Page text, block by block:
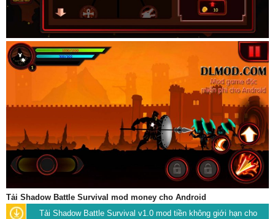
Tải Shadow Battle Survival mod money cho Android
Tải Shadow Battle Survival v1.0 mod tiền không giới hạn cho